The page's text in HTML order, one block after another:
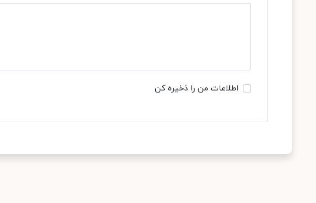
اطلاعات من را ذخیره کن